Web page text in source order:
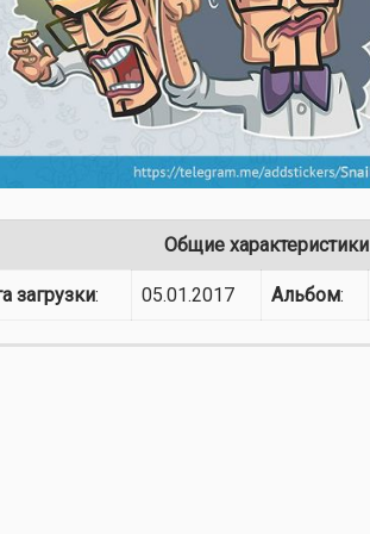
Общие характеристики
загрузки: 05.01.2017 Альбом: